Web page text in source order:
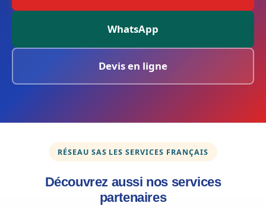
WhatsApp
Devis en ligne
RÉSEAU SAS LES SERVICES FRANÇAIS
Découvrez aussi nos services
partenaires